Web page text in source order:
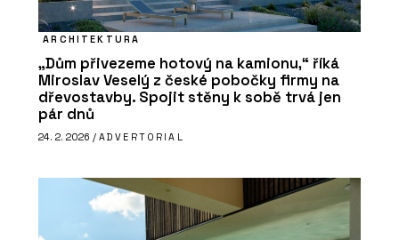
ARCHITEKTURA
„Dům přivezeme hotový na kamionu,“ říká
Miroslav Veselý z české pobočky firmy na
dřevostavby. Spojit stěny k sobě trvá jen
pár dnů
24. 2. 2026 / ADVERTORIAL